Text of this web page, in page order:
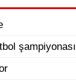
şampiyonası